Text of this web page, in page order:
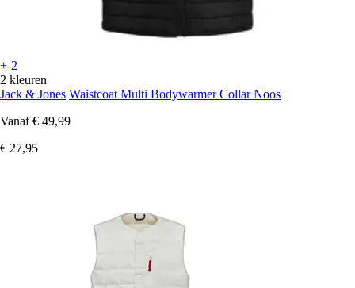
+-2
2 kleuren
Jack & Jones Waistcoat Multi Bodywarmer Collar Noos
Vanaf € 49,99
€ 27,95